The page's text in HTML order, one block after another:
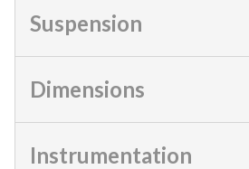
Suspension
Dimensions
Instrumentation